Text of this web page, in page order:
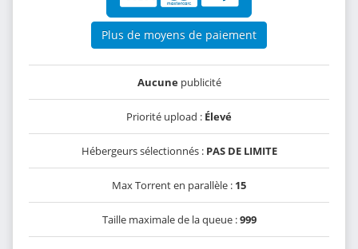
Plus de moyens de paiement
Aucunepublicité
Priorité upload : Élevé
Hébergeurs sélectionnés : PAS DE LIMITE
Max Torrent en parallèle : 15
Taille maximale de la queue :999